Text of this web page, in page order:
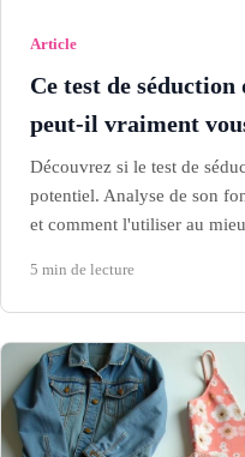
Article
Ce test de
peut-il vraiment
Découvrez si le test de
potentiel. Analyse de son
et comment l'utiliser au
5 min de lecture